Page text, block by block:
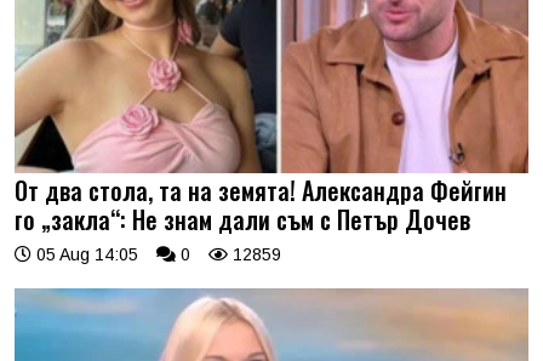
От два стола, та на земята! Александра Фейгин
го „закла“: Не знам дали съм с Петър Дочев
05 Aug 14:05 0 12859